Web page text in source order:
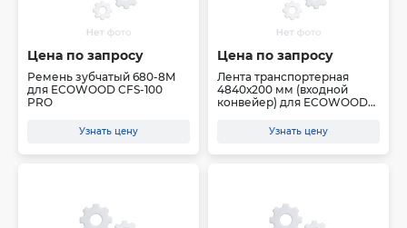
Цена по запросу
Ремень зубчатый 680-8M
для ECOWOOD CFS-100
PRO
Узнать цену
Цена по запросу
Лента транспортерная
4840х200 мм (входной
конвейер) для ECOWOOD
Узнать цену